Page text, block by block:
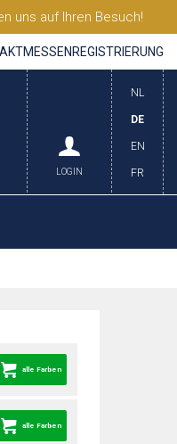
uns auf Ihren Besuch!
MESSEN REGISTRIERUNG
NL
DE
EN
FR
LOGIN
alle Farben
alle Farben